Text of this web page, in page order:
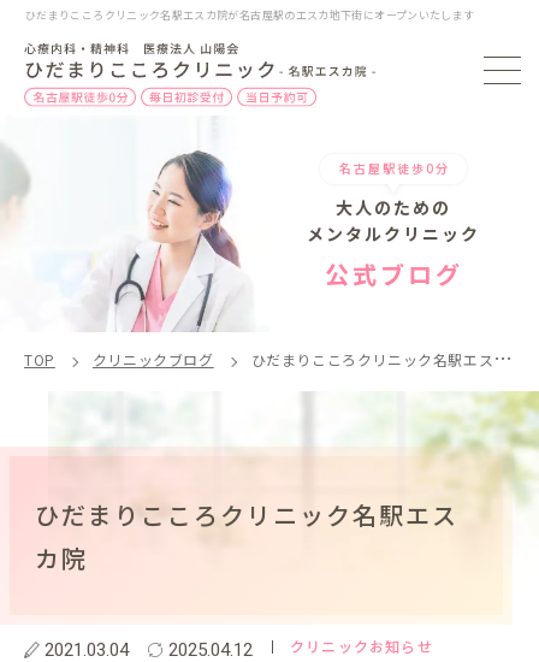
ひだまりこころクリニック名駅エスカ院が名古屋駅のエスカ地下街にオープンいたします
名古屋駅徒歩0分
大人のための
メンタルクリニック
公式ブログ
TOP クリニックブログ ひだまりこころクリニック名駅エスカ院
ひだまりこころクリニック名駅エス
カ院
2021.03.04 2025.04.12 クリニックお知らせ